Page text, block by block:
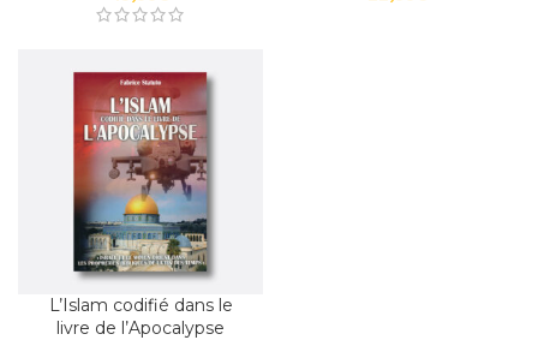
L’Islam codifié dans le
livre de l’Apocalypse